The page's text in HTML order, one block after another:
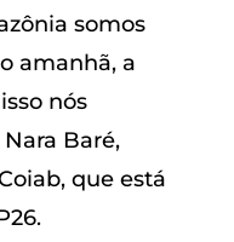
somos
amanhã, a
nós
Baré,
que está